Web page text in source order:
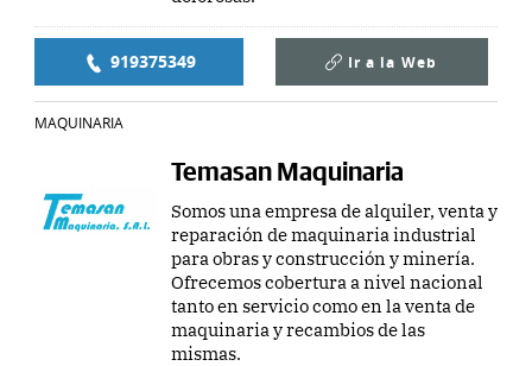
919375349 Ir a la Web
MAQUINARIA
Temasan Maquinaria
Somos una empresa de alquiler, venta y
reparación de maquinaria industrial
para obras y construcción y minería.
Ofrecemos cobertura a nivel nacional
tanto en servicio como en la venta de
maquinaria y recambios de las
mismas.